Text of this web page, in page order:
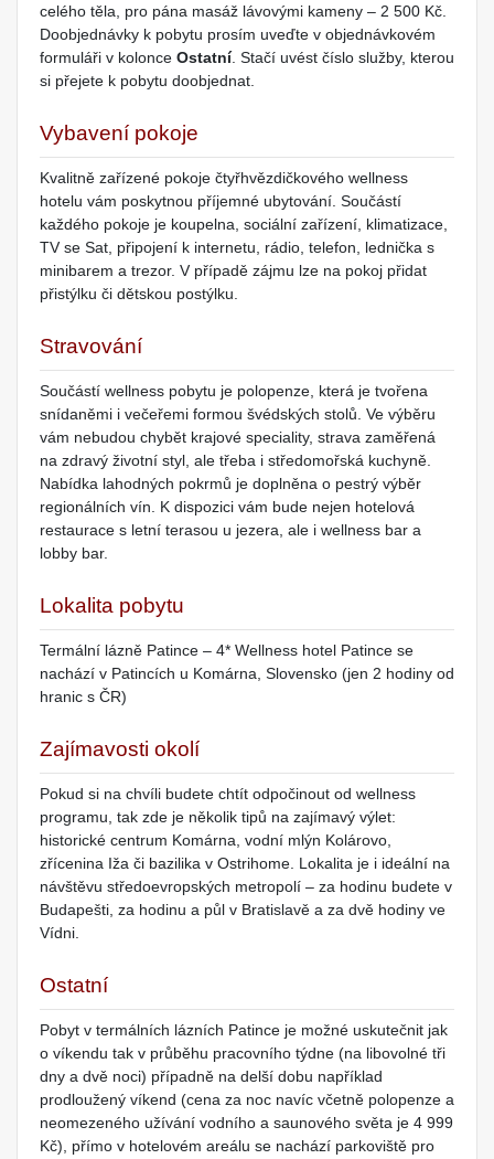
celého těla, pro pána masáž lávovými kameny – 2 500 Kč.
Doobjednávky k pobytu prosím uveďte v objednávkovém
formuláři v kolonce Ostatní. Stačí uvést číslo služby, kterou
si přejete k pobytu doobjednat.
Vybavení pokoje
Kvalitně zařízené pokoje čtyřhvězdičkového wellness
hotelu vám poskytnou příjemné ubytování. Součástí
každého pokoje je koupelna, sociální zařízení, klimatizace,
TV se Sat, připojení k internetu, rádio, telefon, lednička s
minibarem a trezor. V případě zájmu lze na pokoj přidat
přistýlku či dětskou postýlku.
Stravování
Součástí wellness pobytu je polopenze, která je tvořena
snídaněmi i večeřemi formou švédských stolů. Ve výběru
vám nebudou chybět krajové speciality, strava zaměřená
na zdravý životní styl, ale třeba i středomořská kuchyně.
Nabídka lahodných pokrmů je doplněna o pestrý výběr
regionálních vín. K dispozici vám bude nejen hotelová
restaurace s letní terasou u jezera, ale i wellness bar a
lobby bar.
Lokalita pobytu
Termální lázně Patince – 4* Wellness hotel Patince se
nachází v Patincích u Komárna, Slovensko (jen 2 hodiny od
hranic s ČR)
Zajímavosti okolí
Pokud si na chvíli budete chtít odpočinout od wellness
programu, tak zde je několik tipů na zajímavý výlet:
historické centrum Komárna, vodní mlýn Kolárovo,
zřícenina Iža či bazilika v Ostrihome. Lokalita je i ideální na
návštěvu středoevropských metropolí – za hodinu budete v
Budapešti, za hodinu a půl v Bratislavě a za dvě hodiny ve
Vídni.
Ostatní
Pobyt v termálních lázních Patince je možné uskutečnit jak
o víkendu tak v průběhu pracovního týdne (na libovolné tři
dny a dvě noci) případně na delší dobu například
prodloužený víkend (cena za noc navíc včetně polopenze a
neomezeného užívání vodního a saunového světa je 4 999
Kč), přímo v hotelovém areálu se nachází parkoviště pro